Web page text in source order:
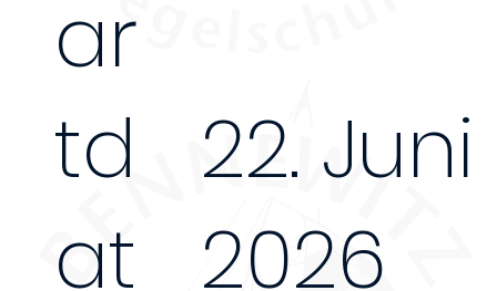
ar
td
at
22. Juni
2026